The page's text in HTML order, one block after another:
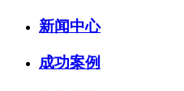
新闻中心
成功案例